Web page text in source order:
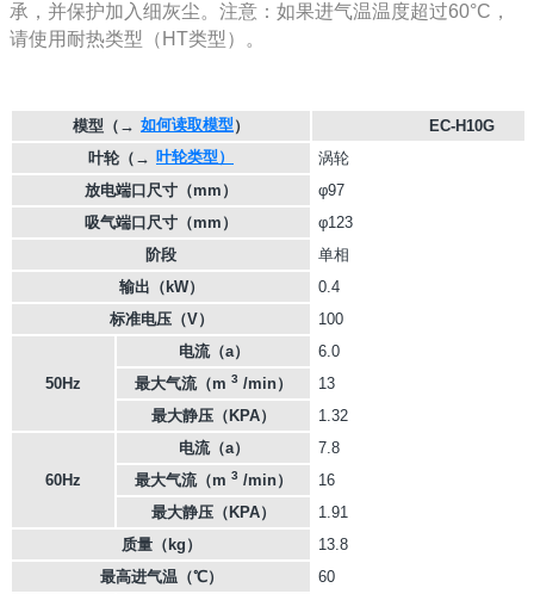
承，并保护加入细灰尘。注意：如果进气温温度超过60°C，
请使用耐热类型（HT类型）。
模型 （→ 如何读取模型 ）
EC-H10G
叶轮 （→ 叶轮类型）
涡轮
放电端口尺寸（mm）
φ97
吸气端口尺寸（mm）
φ123
阶段
单相
输出（kW）
0.4
标准电压（V）
100
50Hz
电流（a）
6.0
最大气流（m 3 /min）
13
最大静压（KPA）
1.32
60Hz
电流（a）
7.8
最大气流（m 3 /min）
16
最大静压（KPA）
1.91
质量（kg）
13.8
最高进气温（℃）
60